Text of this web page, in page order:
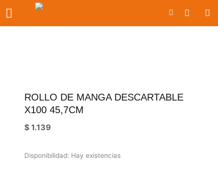
contenido
Carrito
ROLLO DE MANGA DESCARTABLE
X100 45,7CM
$ 1.139
Disponibilidad: Hay existencias
rollo